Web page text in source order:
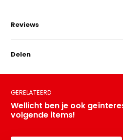
Reviews
Delen
GERELATEERD
Wellicht ben je ook
volgende items!